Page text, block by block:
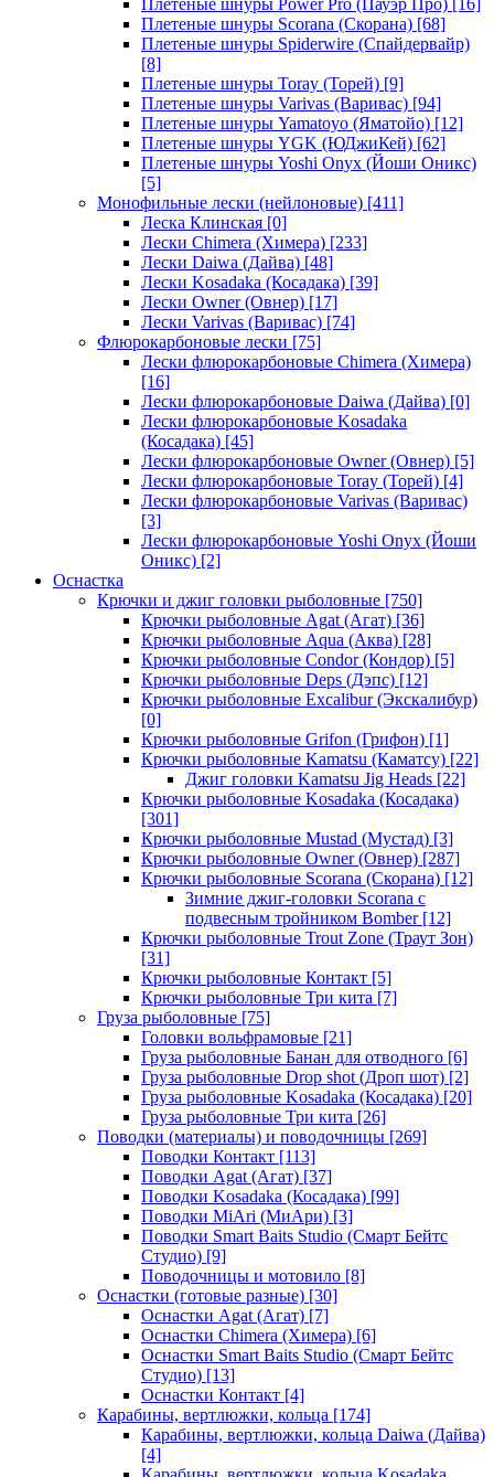
Плетеные шнуры Power Pro (Пауэр Про) [16]
Плетеные шнуры Scorana (Скорана) [68]
Плетеные шнуры Spiderwire (Спайдервайр)
[8]
Плетеные шнуры Toray (Торей) [9]
Плетеные шнуры Varivas (Варивас) [94]
Плетеные шнуры Yamatoyo (Яматойо) [12]
Плетеные шнуры YGK (ЮДжиКей) [62]
Плетеные шнуры Yoshi Onyx (Йоши Оникс)
[5]
Монофильные лески (нейлоновые) [411]
Леска Клинская [0]
Лески Chimera (Химера) [233]
Лески Daiwa (Дайва) [48]
Лески Kosadaka (Косадака) [39]
Лески Owner (Овнер) [17]
Лески Varivas (Варивас) [74]
Флюрокарбоновые лески [75]
Лески флюрокарбоновые Chimera (Химера)
[16]
Лески флюрокарбоновые Daiwa (Дайва) [0]
Лески флюрокарбоновые Kosadaka
(Косадака) [45]
Лески флюрокарбоновые Owner (Овнер) [5]
Лески флюрокарбоновые Toray (Торей) [4]
Лески флюрокарбоновые Varivas (Варивас)
[3]
Лески флюрокарбоновые Yoshi Onyx (Йоши
Оникс) [2]
Оснастка
Крючки и джиг головки рыболовные [750]
Крючки рыболовные Agat (Агат) [36]
Крючки рыболовные Aqua (Аква) [28]
Крючки рыболовные Condor (Кондор) [5]
Крючки рыболовные Deps (Дэпс) [12]
Крючки рыболовные Excalibur (Экскалибур)
[0]
Крючки рыболовные Grifon (Грифон) [1]
Крючки рыболовные Kamatsu (Каматсу) [22]
Джиг головки Kamatsu Jig Heads [22]
Крючки рыболовные Kosadaka (Косадака)
[301]
Крючки рыболовные Mustad (Мустад) [3]
Крючки рыболовные Owner (Овнер) [287]
Крючки рыболовные Scorana (Скорана) [12]
Зимние джиг-головки Scorana с
подвесным тройником Bomber[12]
Крючки рыболовные Trout Zone (Траут Зон)
[31]
Крючки рыболовные Контакт [5]
Крючки рыболовные Три кита [7]
Груза рыболовные [75]
Головки вольфрамовые [21]
Груза рыболовные Банан для отводного [6]
Груза рыболовные Drop shot (Дроп шот) [2]
Груза рыболовные Kosadaka (Косадака) [20]
Груза рыболовные Три кита [26]
Поводки (материалы) и поводочницы [269]
Поводки Контакт [113]
Поводки Agat (Агат) [37]
Поводки Kosadaka (Косадака) [99]
Поводки MiAri (МиАри) [3]
Поводки Smart Baits Studio (Смарт Бейтс
Студио) [9]
Поводочницы и мотовило [8]
Оснастки (готовые разные) [30]
Оснастки Agat (Агат) [7]
Оснастки Chimera (Химера) [6]
Оснастки Smart Baits Studio (Смарт Бейтс
Студио) [13]
Оснастки Контакт [4]
Карабины, вертлюжки, кольца [174]
Карабины, вертлюжки, кольца Daiwa (Дайва)
[4]